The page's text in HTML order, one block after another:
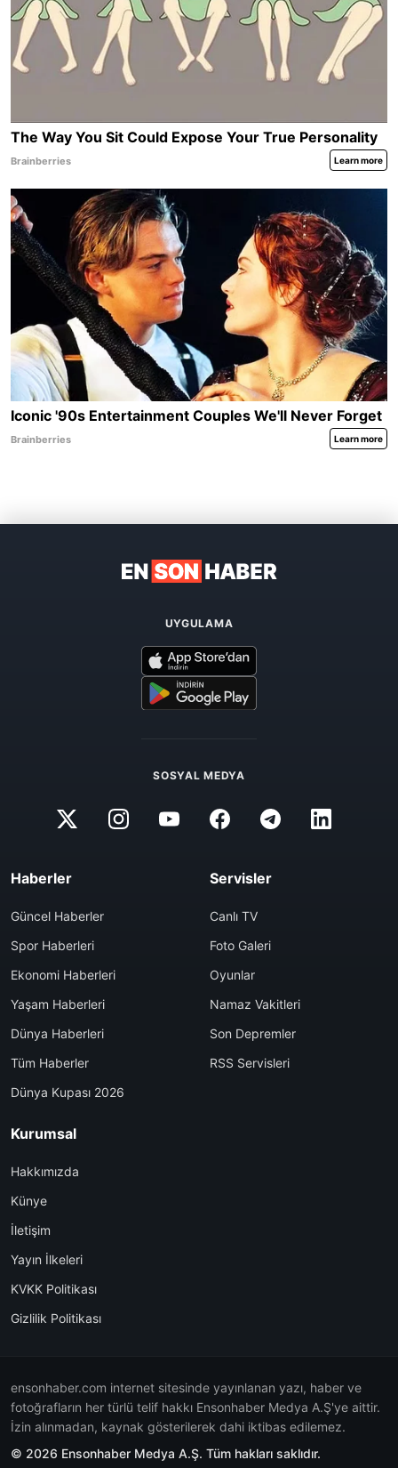
UYGULAMA
SOSYAL MEDYA
Haberler
Güncel Haberler
Spor Haberleri
Ekonomi Haberleri
Yaşam Haberleri
Dünya Haberleri
Tüm Haberler
Dünya Kupası 2026
Servisler
Canlı TV
Foto Galeri
Oyunlar
Namaz Vakitleri
Son Depremler
RSS Servisleri
Kurumsal
Hakkımızda
Künye
İletişim
Yayın İlkeleri
KVKK Politikası
Gizlilik Politikası
ensonhaber.com internet sitesinde yayınlanan yazı, haber ve
fotoğrafların her türlü telif hakkı Ensonhaber Medya A.Ş'ye aittir.
İzin alınmadan, kaynak gösterilerek dahi iktibas edilemez.
© 2026 Ensonhaber Medya A.Ş. Tüm hakları saklıdır.